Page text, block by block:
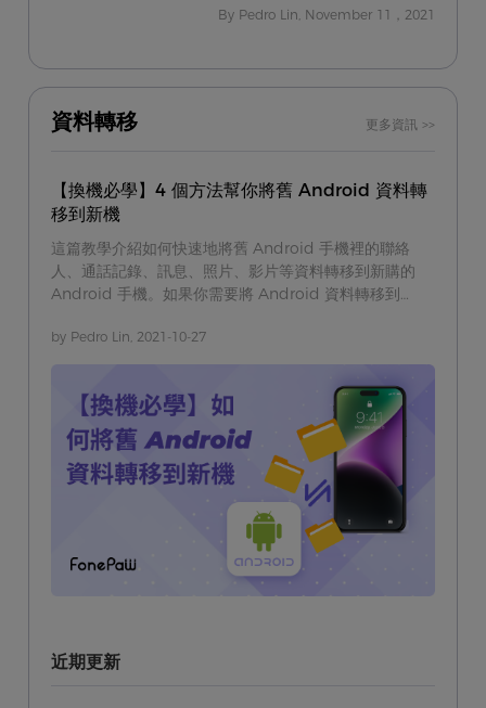
By Pedro Lin, November 11，2021
資料轉移 更多資訊 >>
【換機必學】4 個方法幫你將舊 Android 資料轉
移到新機
這篇教學介紹如何快速地將舊 Android 手機裡的聯絡
人、通話記錄、訊息、照片、影片等資料轉移到新購的
Android 手機。如果你需要將 Android 資料轉移到
by Pedro Lin, 2021-10-27
近期更新